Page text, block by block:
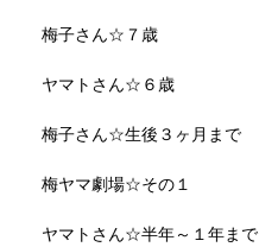
梅子さん☆７歳
ヤマトさん☆６歳
梅子さん☆生後３ヶ月まで
梅ヤマ劇場☆その１
ヤマトさん☆半年～１年まで